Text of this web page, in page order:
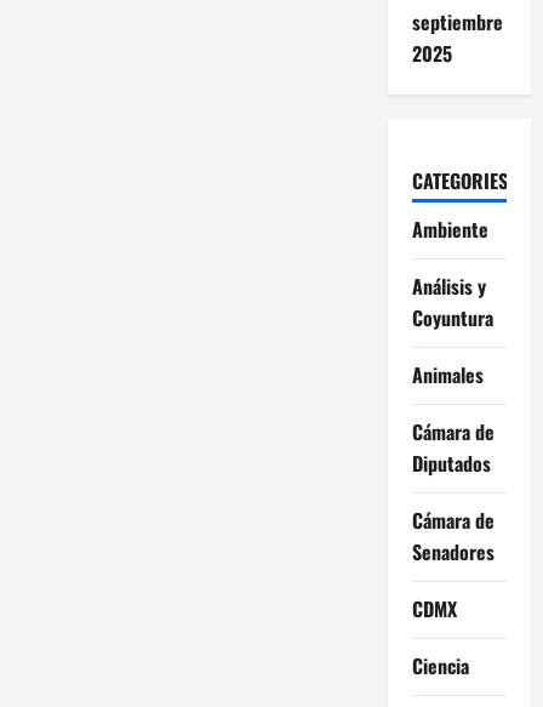
septiembre
2025
CATEGORIES
Ambiente
Análisis y
Coyuntura
Animales
Cámara de
Diputados
Cámara de
Senadores
CDMX
Ciencia